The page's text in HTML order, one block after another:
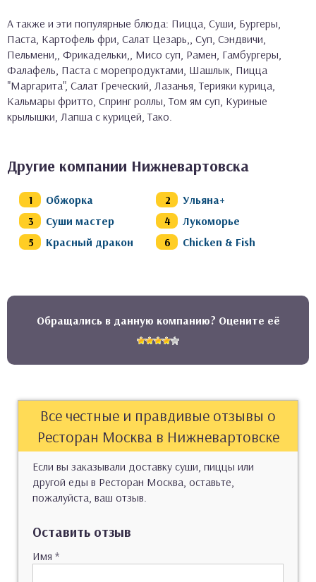
А также и эти популярные блюда: Пицца, Суши, Бургеры,
Паста, Картофель фри, Салат Цезарь,, Суп, Сэндвичи,
Пельмени,, Фрикадельки,, Мисо суп, Рамен, Гамбургеры,
Фалафель, Паста с морепродуктами, Шашлык, Пицца
"Маргарита", Салат Греческий, Лазанья, Терияки курица,
Кальмары фритто, Спринг роллы, Том ям суп, Куриные
крылышки, Лапша с курицей, Тако.
Другие компании Нижневартовска
Обжорка
Ульяна+
Суши мастер
Лукоморье
Красный дракон
Chicken & Fish
Обращались в данную компанию? Оцените её
Все честные и правдивые отзывы о
Ресторан Москва в Нижневартовске
Если вы заказывали доставку суши, пиццы или
другой еды в Ресторан Москва, оставьте,
пожалуйста, ваш отзыв.
Оставить отзыв
Имя *